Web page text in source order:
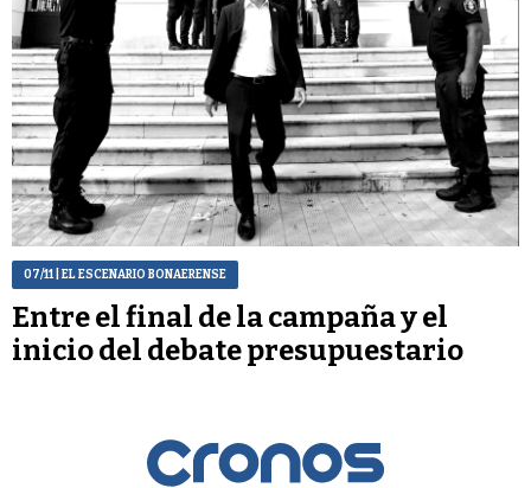
07/11| EL ESCENARIO BONAERENSE
Entre el final de la campaña y el
inicio del debate presupuestario